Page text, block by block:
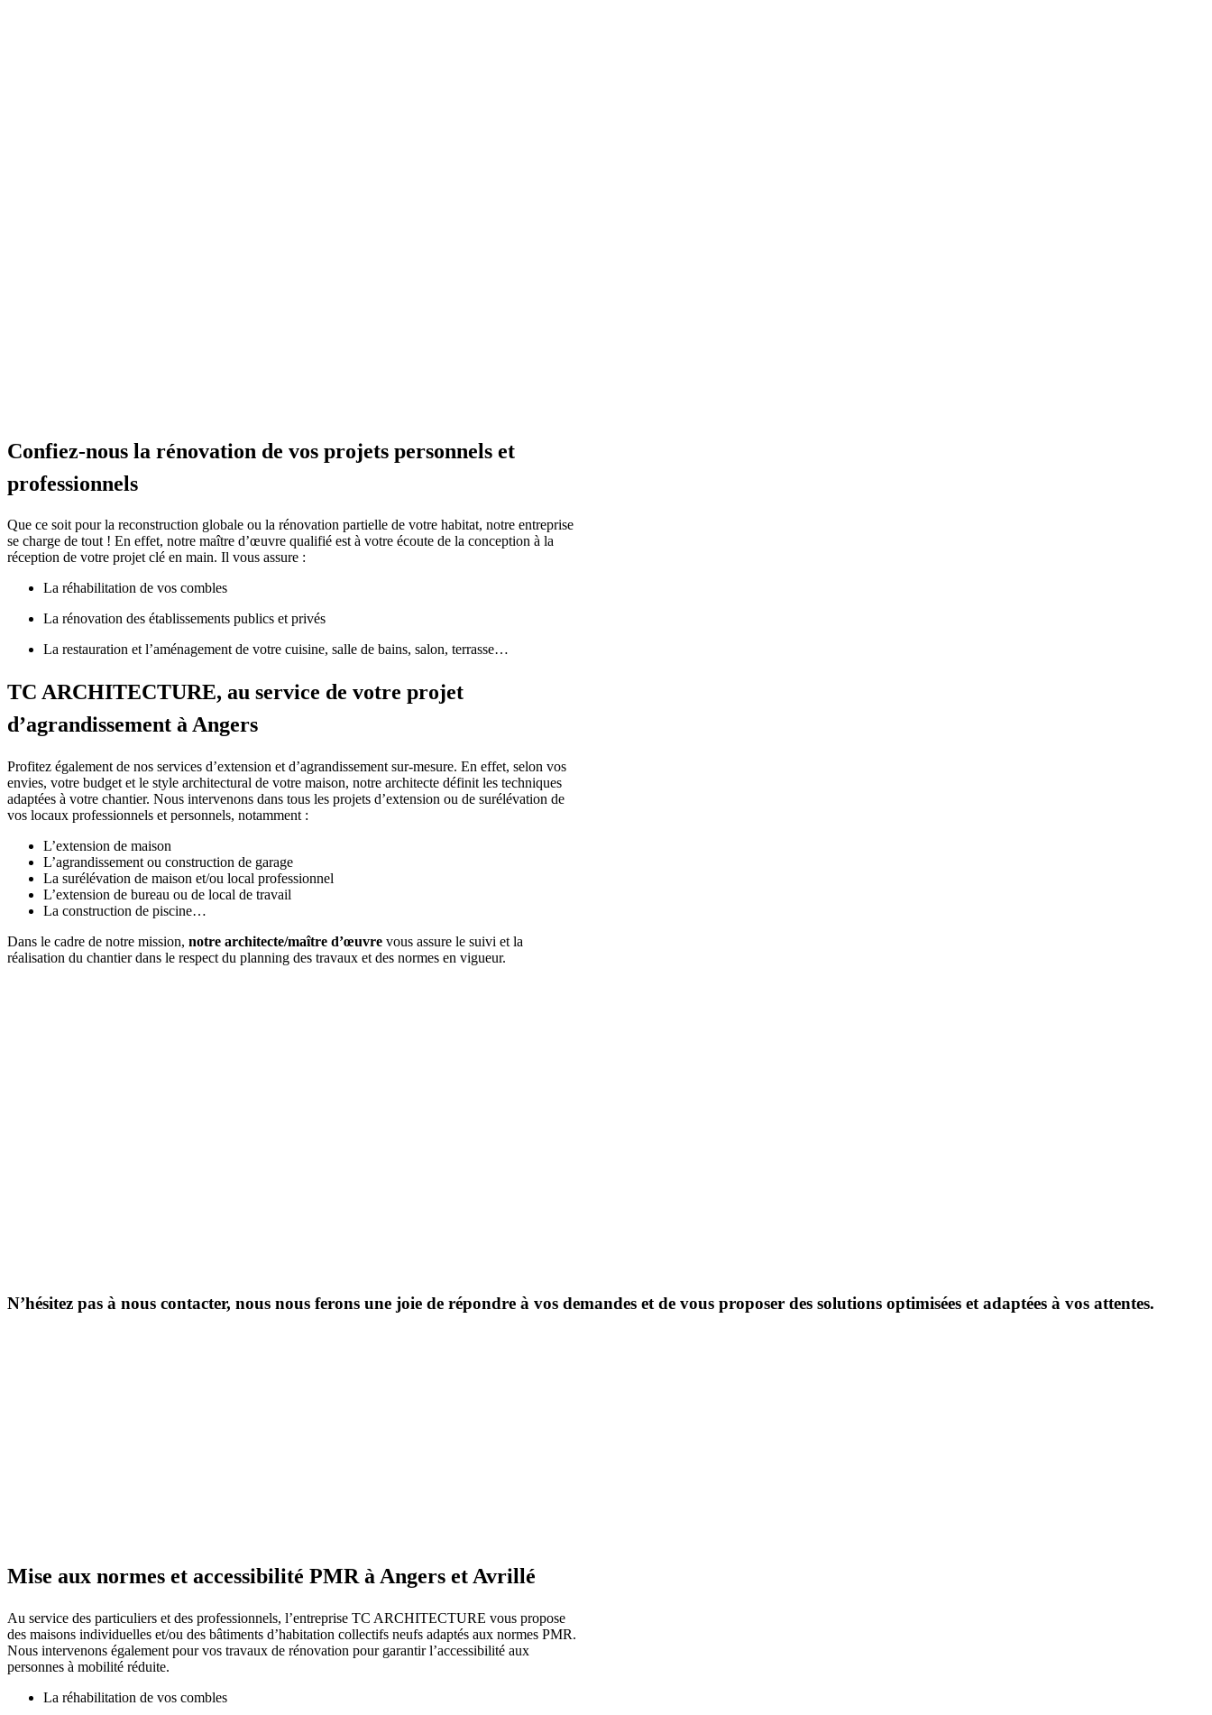
Confiez-nous la rénovation de vos projets personnels et
professionnels
Que ce soit pour la reconstruction globale ou la rénovation partielle de votre habitat, notre entreprise
se charge de tout ! En effet, notre maître d’œuvre qualifié est à votre écoute de la conception à la
réception de votre projet clé en main. Il vous assure :
La réhabilitation de vos combles
La rénovation des établissements publics et privés
La restauration et l’aménagement de votre cuisine, salle de bains, salon, terrasse…
TC ARCHITECTURE, au service de votre projet
d’agrandissement à Angers
Profitez également de nos services d’extension et d’agrandissement sur-mesure. En effet, selon vos
envies, votre budget et le style architectural de votre maison, notre architecte définit les techniques
adaptées à votre chantier. Nous intervenons dans tous les projets d’extension ou de surélévation de
vos locaux professionnels et personnels, notamment :
L’extension de maison
L’agrandissement ou construction de garage
La surélévation de maison et/ou local professionnel
L’extension de bureau ou de local de travail
La construction de piscine…
Dans le cadre de notre mission, notre architecte/maître d’œuvre vous assure le suivi et la
réalisation du chantier dans le respect du planning des travaux et des normes en vigueur.
N’hésitez pas à nous contacter, nous nous ferons une joie de répondre à vos demandes et de vous proposer des solutions optimisées et adaptées à vos attentes.
Mise aux normes et accessibilité PMR à Angers et Avrillé
Au service des particuliers et des professionnels, l’entreprise TC ARCHITECTURE vous propose
des maisons individuelles et/ou des bâtiments d’habitation collectifs neufs adaptés aux normes PMR.
Nous intervenons également pour vos travaux de rénovation pour garantir l’accessibilité aux
personnes à mobilité réduite.
La réhabilitation de vos combles